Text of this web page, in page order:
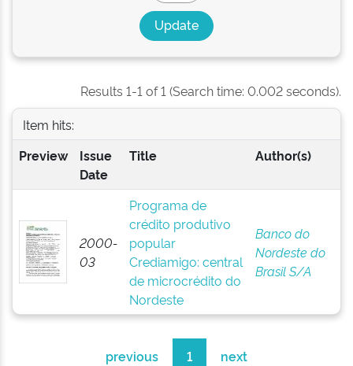
Results 1-1 of 1 (Search time: 0.002 seconds).
Item hits:
Preview
Issue
Date
Title Author(s)
2000-
03
Programa de
crédito produtivo
popular
Crediamigo: central
de microcrédito do
Nordeste
Banco do
Nordeste do
Brasil S/A
previous 1 next